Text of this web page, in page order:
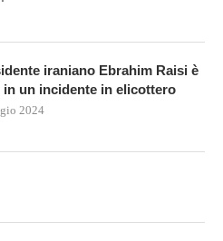
iraniano Ebrahim Raisi è
in un incidente in elicottero
2024